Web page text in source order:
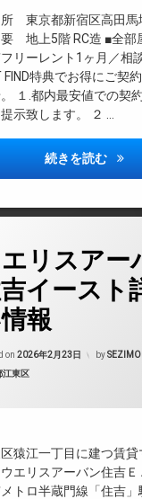
東京都新宿区高田馬
地上5階 RC造 ■全部
リーレント1ヶ月／相
FIND特典でお得にご契
。 １.都内最安値での契
示致します。 ２ …
続きを読む ルフ
ック
ーズ
ネス
クス
ラ
しい情報
リスアー
イースト
報
on 2026年2月23日 bySEZIMO
リー:
江東区
猿江一丁目に建つ賃貸
エリスアーバン住吉Ｅ
トロ半蔵門線「住吉」
理
ランドマンション
ック
ーズ